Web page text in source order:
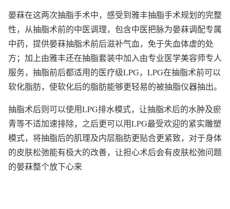
晏菻在这两次抽脂手术中，感受到雅丰抽脂手术规划的完整
性，从抽脂术前的中医调理，包含中医把脉为晏菻调配专属
中药，提供晏菻抽脂术前后滋补气血，免于失血体虚的处
方；加上由雅丰还在抽脂套装中加入由专业医学美容师专人
服务，抽脂前后都适用的医疗级LPG，LPG在抽脂术前可以
软化脂肪，使软化后的脂肪能够更轻易的被抽脂仪器抽出。
抽脂术后则可以使用LPG排水模式，让抽脂术后的水肿及瘀
青等不适加速排除，之后更可以用LPG最受欢迎的紧实雕塑
模式，将抽脂后的肌理及内层脂肪更贴合更紧致，对于身体
的皮肤松弛能有极大的改善，让担心术后会有皮肤松弛问题
的晏菻整个放下心来